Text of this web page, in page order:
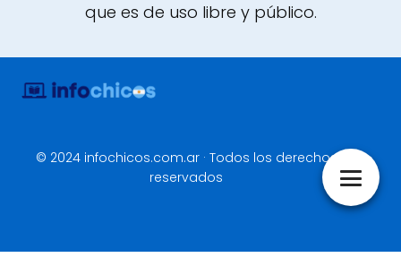
que es de uso libre y público.
© 2024 infochicos.com.ar · Todos los derechos
reservados